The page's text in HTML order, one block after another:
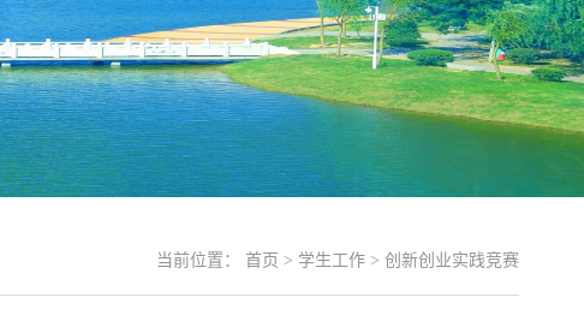
当前位置： 首页 > 学生工作 > 创新创业实践竞赛